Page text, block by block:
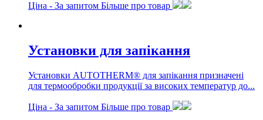
Ціна - За запитом Більше про товар
Установки для запікання
Установки AUTOTHERM® для запікання призначені
для термообробки продукції за високих температур до...
Ціна - За запитом Більше про товар